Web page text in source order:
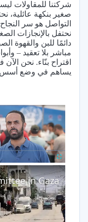
شركتنا للمقاولات
صغير بنكهة عائلية،
التواصل هو سر
نحتفل بالإنجازات
دائمًا للبن والقهوة
مباشر بلا تعقيد –
اقتراح بنّاء. نحن
يساهم في وضع أسس
×
Fullscreen
×